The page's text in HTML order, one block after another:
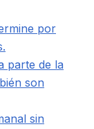
por
parte de la
son
sin